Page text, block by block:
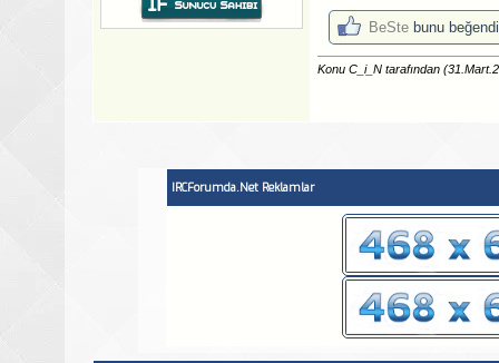
BeSte bunu
Konu C_i_N tarafından
IRCForumda.Net Reklamlar